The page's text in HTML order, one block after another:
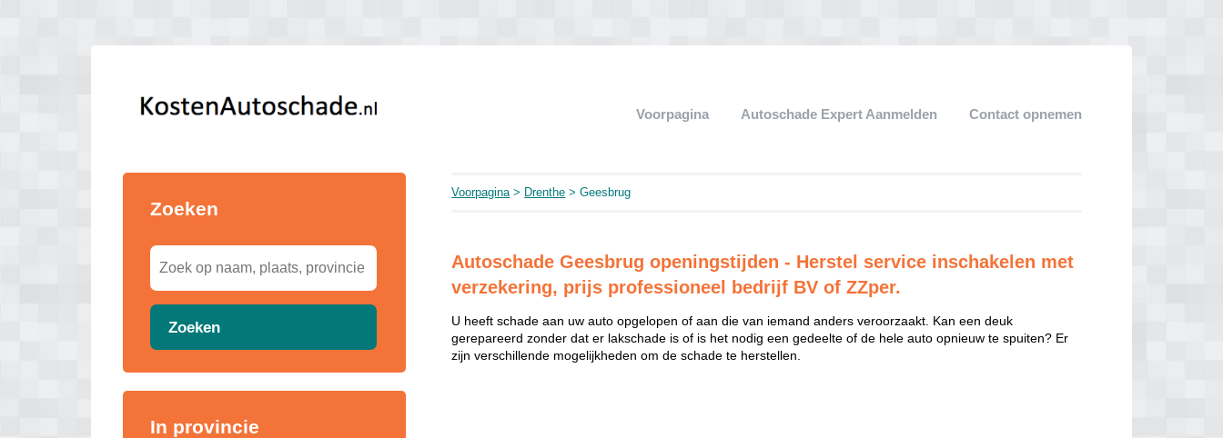
Voorpagina Autoschade Expert Aanmelden Contact opnemen
Zoeken
Zoeken
In provincie
Voorpagina> Drenthe > Geesbrug
Autoschade Geesbrug openingstijden - Herstel service inschakelen met
verzekering, prijs professioneel bedrijf BV of ZZper.
U heeft schade aan uw auto opgelopen of aan die van iemand anders veroorzaakt. Kan een deuk
gerepareerd zonder dat er lakschade is of is het nodig een gedeelte of de hele auto opnieuw te spuiten? Er
zijn verschillende mogelijkheden om de schade te herstellen.